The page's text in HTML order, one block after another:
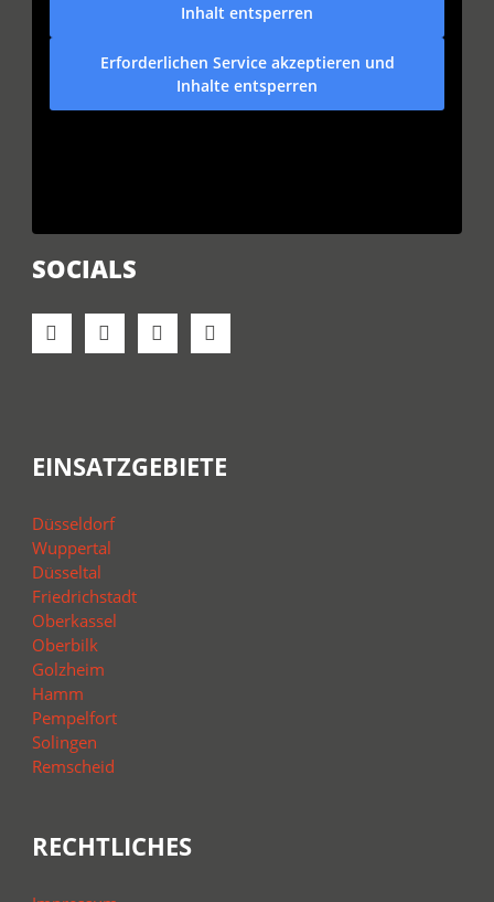
Inhalt entsperren
Erforderlichen Service akzeptieren und
Inhalte entsperren
SOCIALS
EINSATZGEBIETE
Düsseldorf
Wuppertal
Düsseltal
Friedrichstadt
Oberkassel
Oberbilk
Golzheim
Hamm
Pempelfort
Solingen
Remscheid
RECHTLICHES